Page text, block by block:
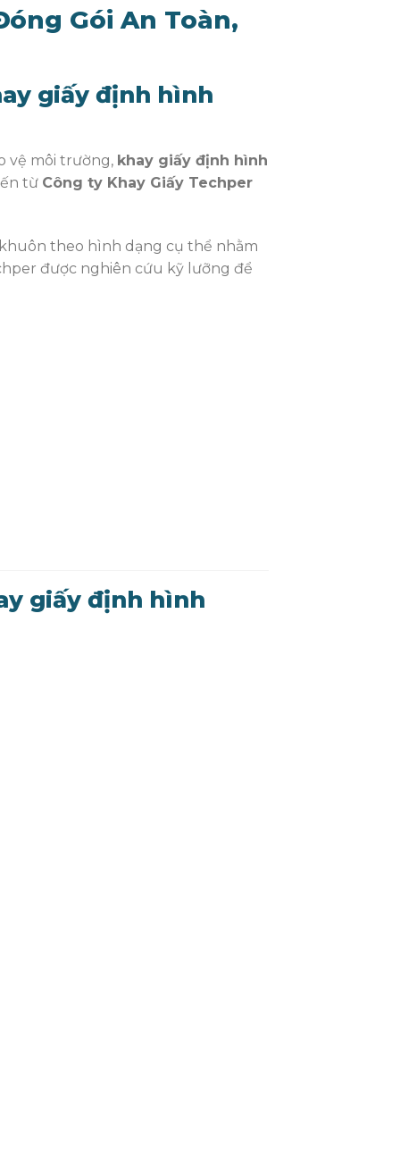
Gói An Toàn,
giấy định hình
vệ môi trường, khay giấy định hình
từ Công ty Khay Giấy Techper
theo hình dạng cụ thể nhằm
được nghiên cứu kỹ lưỡng để
giấy định hình